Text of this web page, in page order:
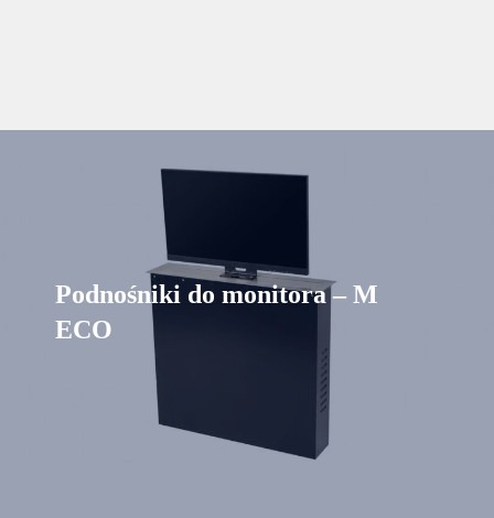
Podnośniki do monitora – M
ECO